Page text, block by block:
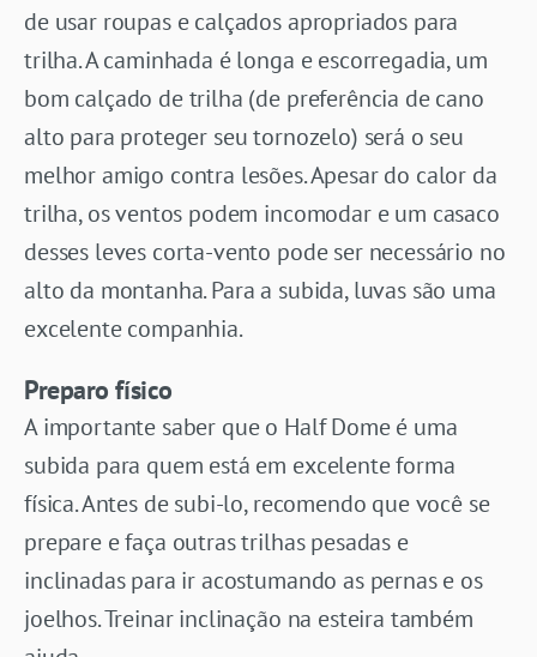
de usar roupas e calçados apropriados para
trilha. A caminhada é longa e escorregadia, um
bom calçado de trilha (de preferência de cano
alto para proteger seu tornozelo) será o seu
melhor amigo contra lesões. Apesar do calor da
trilha, os ventos podem incomodar e um casaco
desses leves corta-vento pode ser necessário no
alto da montanha. Para a subida, luvas são uma
excelente companhia.
Preparo físico
A importante saber que o Half Dome é uma
subida para quem está em excelente forma
física. Antes de subi-lo, recomendo que você se
prepare e faça outras trilhas pesadas e
inclinadas para ir acostumando as pernas e os
joelhos. Treinar inclinação na esteira também